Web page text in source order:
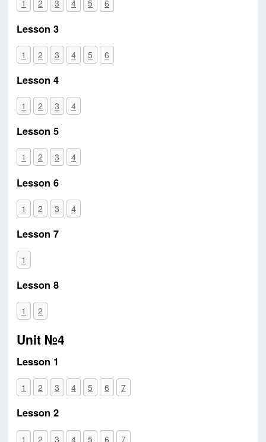
1 2 3 4 5 6
Lesson 3
1 2 3 4 5 6
Lesson 4
1 2 3 4
Lesson 5
1 2 3 4
Lesson 6
1 2 3 4
Lesson 7
1
Lesson 8
1 2
Unit №4
Lesson 1
1 2 3 4 5 6 7
Lesson 2
1 2 3 4 5 6 7